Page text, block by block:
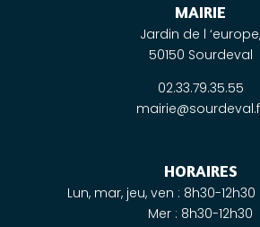
MAIRIE
Jardin de l ‘europe,
50150 Sourdeval
02.33.79.35.55
HORAIRES
Lun, mar, jeu, ven : 8h30-12h30
Mer : 8h30-12h30